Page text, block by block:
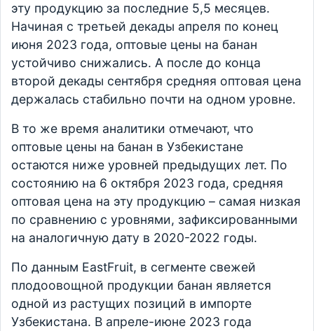
эту продукцию за последние 5,5 месяцев.
Начиная с третьей декады апреля по конец
июня 2023 года, оптовые цены на банан
устойчиво снижались. А после до конца
второй декады сентября средняя оптовая цена
держалась стабильно почти на одном уровне.
В то же время аналитики отмечают, что
оптовые цены на банан в Узбекистане
остаются ниже уровней предыдущих лет. По
состоянию на 6 октября 2023 года, средняя
оптовая цена на эту продукцию – самая низкая
по сравнению с уровнями, зафиксированными
на аналогичную дату в 2020-2022 годы.
По данным EastFruit, в сегменте свежей
плодоовощной продукции банан является
одной из растущих позиций в импорте
Узбекистана. В апреле-июне 2023 года